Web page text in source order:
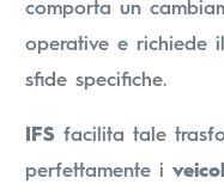
comporta un
operative e richiede
sfide specifiche.
IFS facilita tale
perfettamente i